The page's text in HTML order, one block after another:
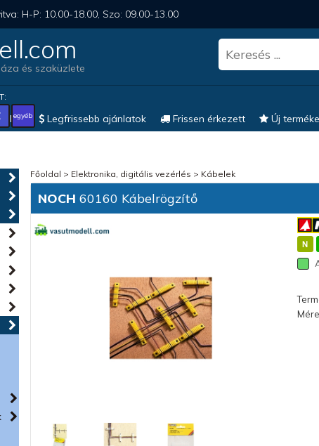
H-P: 10.00-18.00, Szo: 09.00-13.00
és szaküzlete
egyéb Legfrissebb ajánlatok Frissen érkezett Új
Főoldal > Elektronika, digitális vezérlés > Kábelek
NOCH 60160 Kábelrögzítő